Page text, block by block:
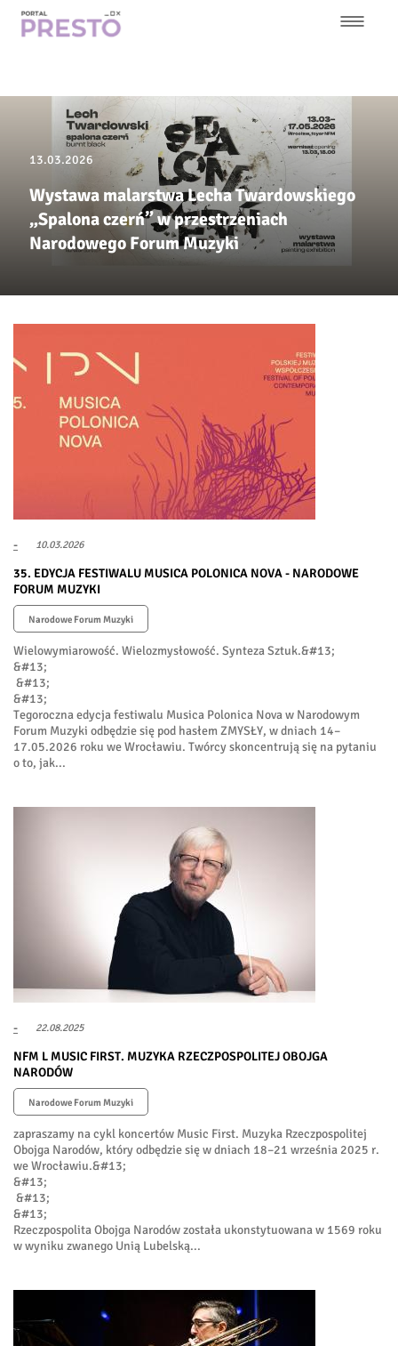
Przejdź
nawigacja
13.03.2026
Wystawa malarstwa Lecha Twardowskiego
„Spalona czerń” w przestrzeniach
Narodowego Forum Muzyki
- 10.03.2026
35. EDYCJA FESTIWALU MUSICA POLONICA NOVA - NARODOWE
FORUM MUZYKI
Narodowe Forum Muzyki
Wielowymiarowość. Wielozmysłowość. Synteza Sztuk.&#13;
&#13;
&#13;
&#13;
Tegoroczna edycja festiwalu Musica Polonica Nova w Narodowym
Forum Muzyki odbędzie się pod hasłem ZMYSŁY, w dniach 14–
17.05.2026 roku we Wrocławiu. Twórcy skoncentrują się na pytaniu
o to, jak...
- 22.08.2025
NFM L MUSIC FIRST. MUZYKA RZECZPOSPOLITEJ OBOJGA
NARODÓW
Narodowe Forum Muzyki
zapraszamy na cykl koncertów Music First. Muzyka Rzeczpospolitej
Obojga Narodów, który odbędzie się w dniach 18–21 września 2025 r.
we Wrocławiu.&#13;
&#13;
&#13;
&#13;
Rzeczpospolita Obojga Narodów została ukonstytuowana w 1569 roku
w wyniku zwanego Unią Lubelską...